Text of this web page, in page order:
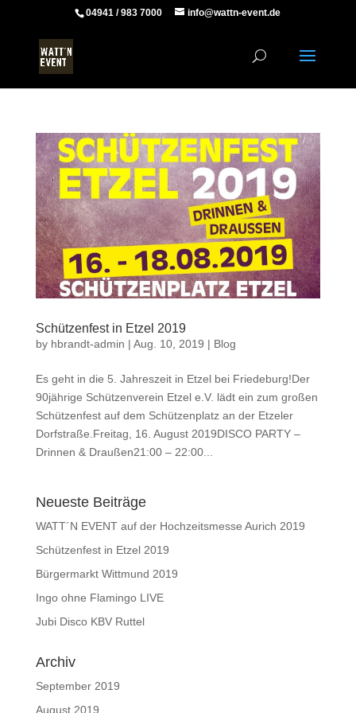
04941 / 983 7000 info@wattn-event.de
Schützenfest in Etzel 2019
by hbrandt-admin | Aug. 10, 2019 | Blog
Es geht in die 5. Jahreszeit in Etzel bei Friedeburg!Der
90jährige Schützenverein Etzel e.V. lädt ein zum großen
Schützenfest auf dem Schützenplatz an der Etzeler
Dorfstraße.Freitag, 16. August 2019DISCO PARTY –
Drinnen & Draußen21:00 – 22:00...
Neueste Beiträge
WATT´N EVENT auf der Hochzeitsmesse Aurich 2019
Schützenfest in Etzel 2019
Bürgermarkt Wittmund 2019
Ingo ohne Flamingo LIVE
Jubi Disco KBV Ruttel
Archiv
September 2019
August 2019